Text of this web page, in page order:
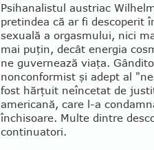
Psihanalistul austriac
pretindea că ar fi descoperit
sexuală a orgasmului, nici
mai puţin, decât energia
ne guvernează viaţa.
nonconformist şi adept al
fost hărţuit neîncetat de
americană, care l-a
închisoare. Multe dintre
continuatori.